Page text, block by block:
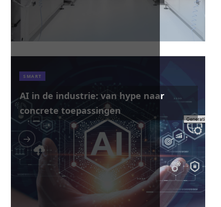
SMART
AI in de industrie: van hype naar
concrete toepassingen